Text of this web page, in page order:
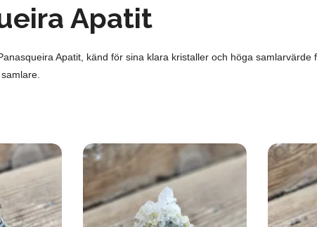
Apatit
Apatit, känd för sina klara kristaller och höga